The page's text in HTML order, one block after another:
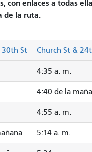
con enlaces a todas
de la ruta.
30th St Church St &
4:35 a. m.
4:40 de la
4:55 a. m.
5:14 a. m.